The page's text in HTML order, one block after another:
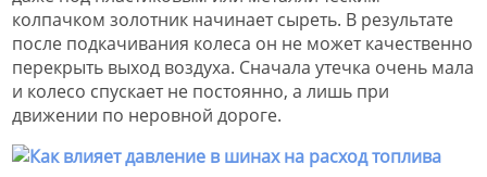
колпачком золотник начинает сыреть. В результате
после подкачивания колеса он не может качественно
перекрыть выход воздуха. Сначала утечка очень мала
и колесо спускает не постоянно, а лишь при
движении по неровной дороге.